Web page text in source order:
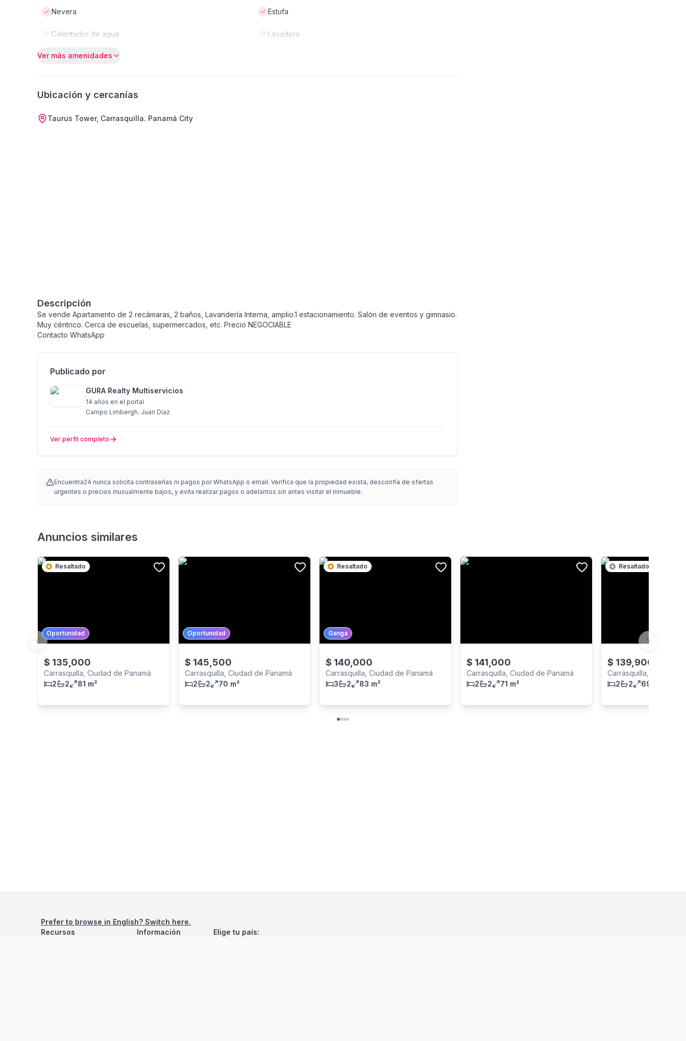
Nevera Estufa
Calentador de agua Lavadora
Ver más amenidades
Ubicación y cercanías
Taurus Tower, Carrasquilla. Panamá City
Descripción
Se vende Apartamento de 2 recámaras, 2 baños, Lavandería Interna, amplio.1 estacionamiento. Salón de eventos y gimnasio.
Muy céntrico. Cerca de escuelas, supermercados, etc. Precio NEGOCIABLE
Contacto WhatsApp
Publicado por
GURA Realty Multiservicios
14 años en el portal
Campo Limbergh. Juan Díaz
Ver perfil completo
Encuentra24 nunca solicita contraseñas ni pagos por WhatsApp o email. Verifica que la propiedad exista, desconfía de ofertas
urgentes o precios inusualmente bajos, y evita realizar pagos o adelantos sin antes visitar el inmueble.
Anuncios similares
Resaltado
Oportunidad
$ 135,000
Carrasquilla, Ciudad de Panamá
2
2 81 m²
Oportunidad
$ 145,500
Carrasquilla, Ciudad de Panamá
2
2 70 m²
Resaltado
Ganga
$ 140,000
Carrasquilla, Ciudad de Panamá
3
2 83 m²
$ 141,000
Carrasquilla, Ciudad de Panamá
2
2 71 m²
Resaltado
$ 139,900
Carrasquilla, Ciudad
2
2 69 m²
Previous slide Next slide
Prefer to browse in English? Switch here.
Recursos
Información Elige tu país: